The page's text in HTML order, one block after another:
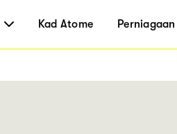
Kad Atome Perniagaan